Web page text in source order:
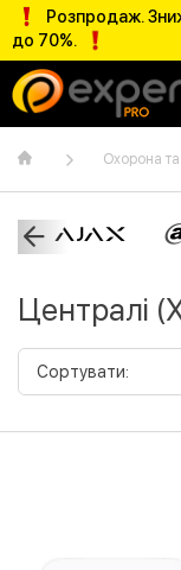
Розпродаж.
до 70%.
Охорона
Централі